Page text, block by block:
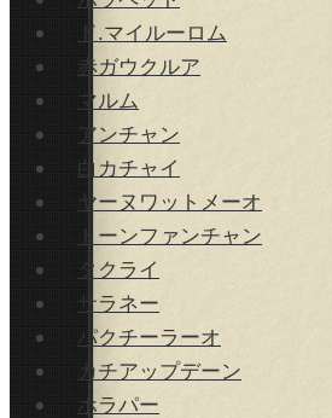
ド.マイルーロム
赤ガウクルア
マルム
アンチャン
白カチャイ
ヤーヌワットメーオ
トーンファンチャン
タクライ
サラネー
パクチーラーオ
カチアップデーン
ホラパー